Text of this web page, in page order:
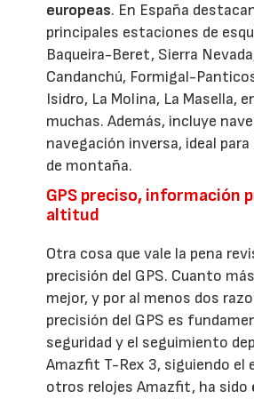
europeas. En España
principales estaciones de
Baqueira-Beret, Sierra
Candanchú, Formigal-
Isidro, La Molina, La Masella,
muchas. Además, incluye
navegación inversa, ideal
de montaña.
GPS preciso, información
altitud
Otra cosa que vale la pena
precisión del GPS. Cuanto
mejor, y por al menos dos
precisión del GPS es
seguridad y el seguimiento
Amazfit T-Rex 3, siguiendo el
otros relojes Amazfit, ha sido